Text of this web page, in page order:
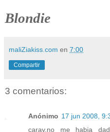
Blondie
maliZiakiss.com en 7:00
Compartir
3 comentarios:
Anónimo 17 jun 2008,
caray,no me habia